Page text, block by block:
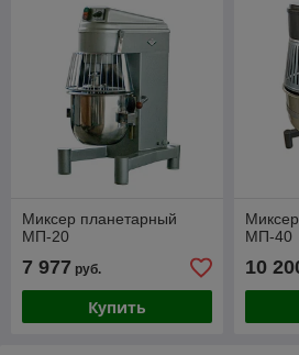
Миксер планетарный
МП-20
7 977 руб.
Купить
МП-40
10